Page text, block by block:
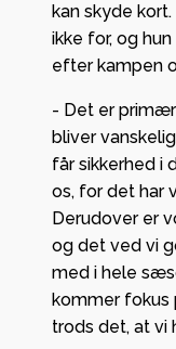
kan skyde
ikke for, og
efter kampen
- Det er
bliver
får sikkerhed i
os, for det har
Derudover er
og det ved vi
med i hele
kommer fokus
trods det, at vi